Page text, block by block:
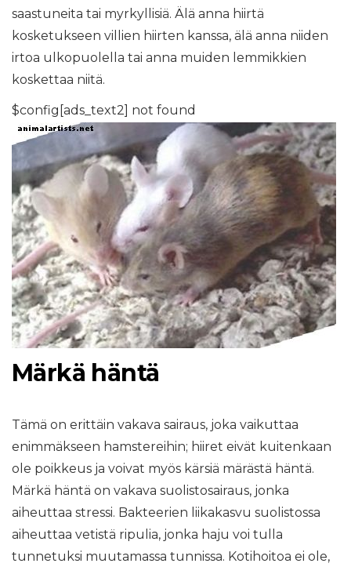
saastuneita tai myrkyllisiä. Älä anna hiirtä
kosketukseen villien hiirten kanssa, älä anna niiden
irtoa ulkopuolella tai anna muiden lemmikkien
koskettaa niitä.
$config[ads_text2] not found
Märkä häntä
Tämä on erittäin vakava sairaus, joka vaikuttaa
enimmäkseen hamstereihin; hiiret eivät kuitenkaan
ole poikkeus ja voivat myös kärsiä märästä häntä.
Märkä häntä on vakava suolistosairaus, jonka
aiheuttaa stressi. Bakteerien liikakasvu suolistossa
aiheuttaa vetistä ripulia, jonka haju voi tulla
tunnetuksi muutamassa tunnissa. Kotihoitoa ei ole,